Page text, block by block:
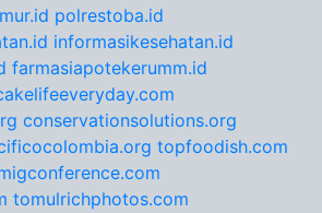
polrestoba.id
informasikesehatan.id
farmasiapotekerumm.id
conservationsolutions.org
topfoodish.com
tomulrichphotos.com